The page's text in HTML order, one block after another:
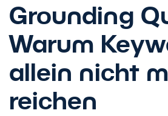
Grounding
Warum
allein nicht
reichen